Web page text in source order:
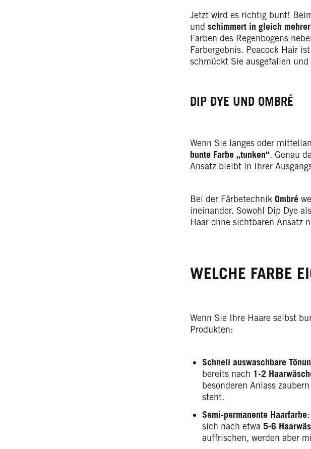
Jetzt wird es richtig bunt!
und schimmert in gleich
Farben des Regenbogens
Farbergebnis. Peacock Hair
schmückt Sie ausgefallen und
DIP DYE UND OMBRÉ
Wenn Sie langes oder
bunte Farbe „tunken“. Genau
Ansatz bleibt in Ihrer
Bei der Färbetechnik Ombré
ineinander. Sowohl Dip Dye
Haar ohne sichtbaren Ansatz
WELCHE FARBE
Wenn Sie Ihre Haare selbst
Produkten:
Schnell auswaschbare
bereits nach 1-2
besonderen Anlass
steht.
Semi-permanente Haarfarbe
sich nach etwa 5-6
auffrischen, werden aber